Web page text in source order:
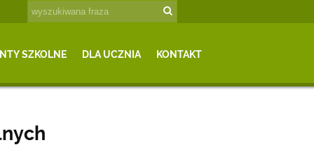
SZKOLNE DLA UCZNIA KONTAKT